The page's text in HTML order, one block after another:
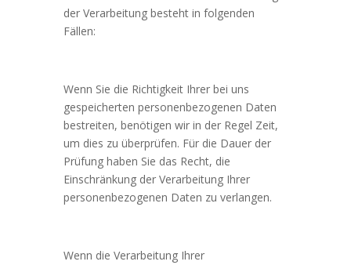
der Verarbeitung besteht in folgenden
Fällen:
Wenn Sie die Richtigkeit Ihrer bei uns
gespeicherten personenbezogenen Daten
bestreiten, benötigen wir in der Regel Zeit,
um dies zu überprüfen. Für die Dauer der
Prüfung haben Sie das Recht, die
Einschränkung der Verarbeitung Ihrer
personenbezogenen Daten zu verlangen.
Wenn die Verarbeitung Ihrer